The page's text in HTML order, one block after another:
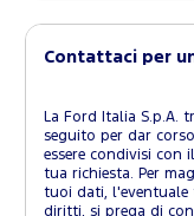
Contattaci per
La Ford Italia S.p.A.
seguito per dar
essere condivisi con
tua richiesta. Per
tuoi dati, l'eventuale
diritti, si prega di